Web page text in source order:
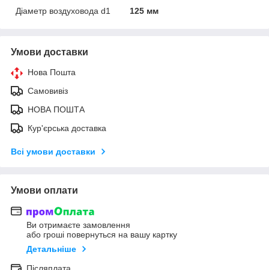
Діаметр воздуховода d1
125 мм
Умови доставки
Нова Пошта
Самовивіз
НОВА ПОШТА
Кур'єрська доставка
Всі умови доставки
Умови оплати
Ви отримаєте замовлення
або гроші повернуться на вашу картку
Детальніше